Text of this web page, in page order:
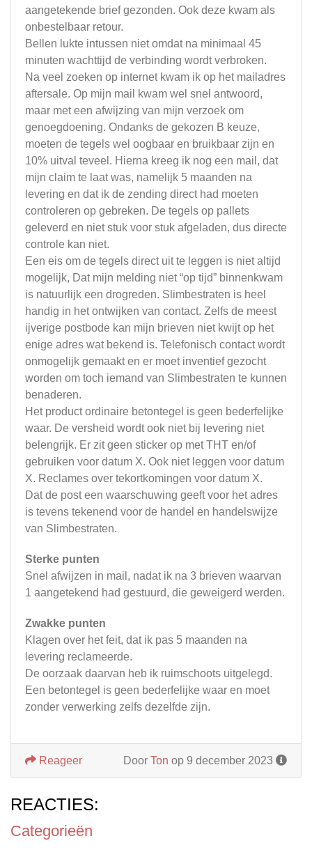
Categorieën
aangetekende brief gezonden. Ook deze kwam als
onbestelbaar retour.
Bellen lukte intussen niet omdat na minimaal 45
minuten wachttijd de verbinding wordt verbroken.
Na veel zoeken op internet kwam ik op het mailadres
aftersale. Op mijn mail kwam wel snel antwoord,
maar met een afwijzing van mijn verzoek om
genoegdoening. Ondanks de gekozen B keuze,
moeten de tegels wel oogbaar en bruikbaar zijn en
10% uitval teveel. Hierna kreeg ik nog een mail, dat
mijn claim te laat was, namelijk 5 maanden na
levering en dat ik de zending direct had moeten
controleren op gebreken. De tegels op pallets
geleverd en niet stuk voor stuk afgeladen, dus directe
controle kan niet.
Een eis om de tegels direct uit te leggen is niet altijd
mogelijk, Dat mijn melding niet “op tijd” binnenkwam
is natuurlijk een drogreden. Slimbestraten is heel
handig in het ontwijken van contact. Zelfs de meest
ijverige postbode kan mijn brieven niet kwijt op het
enige adres wat bekend is. Telefonisch contact wordt
onmogelijk gemaakt en er moet inventief gezocht
worden om toch iemand van Slimbestraten te kunnen
benaderen.
Het product ordinaire betontegel is geen bederfelijke
waar. De versheid wordt ook niet bij levering niet
belengrijk. Er zit geen sticker op met THT en/of
gebruiken voor datum X. Ook niet leggen voor datum
X. Reclames over tekortkomingen voor datum X.
Dat de post een waarschuwing geeft voor het adres
is tevens tekenend voor de handel en handelswijze
van Slimbestraten.
Sterke punten
Snel afwijzen in mail, nadat ik na 3 brieven waarvan
1 aangetekend had gestuurd, die geweigerd werden.
Zwakke punten
Klagen over het feit, dat ik pas 5 maanden na
levering reclameerde.
De oorzaak daarvan heb ik ruimschoots uitgelegd.
Een betontegel is geen bederfelijke waar en moet
zonder verwerking zelfs dezelfde zijn.
Door Ton op 9 december 2023
Reageer
REACTIES: